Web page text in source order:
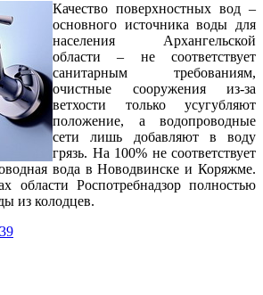
Качество поверхностных вод –
основного источника воды для
населения Архангельской
области – не соответствует
санитарным требованиям,
очистные сооружения из-за
ветхости только усугубляют
положение, а водопроводные
сети лишь добавляют в воду
грязь. На 100% не соответствует
вода в Новодвинске и Коряжме.
области Роспотребнадзор полностью
из колодцев.
39